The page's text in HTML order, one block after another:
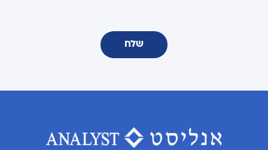
שלח